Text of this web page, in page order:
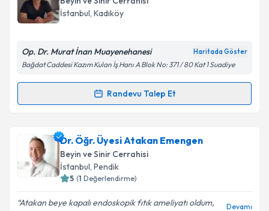
takvim hazırlandığında e-posta ile bilgilendireceğiz.
Kişisel verilerimin işlenmesine ilişkin
Metni'ni okudum ve kişisel verilerimin belirtilen
Takvim Talebini Gönder
İstanbul, Kadıköy
Op. Dr. Murat İnan Muayenehanesi Haritada Göster
Bağdat Caddesi Kazım Kulan İş Hanı A Blok No: 371 / 80 Kat 1 Suadiye
Randevu Talep Et
Randevu Takvimi Talebi
Op. Dr. Murat İnaniçin randevu takvimi talebi
oluşturun. Size bu uzmandan randevu almanız için bir
takvim hazırlandığında e-posta ile bilgilendireceğiz.
Dr. Öğr. Üyesi Atakan Emengen
Beyin ve Sinir Cerrahisi
İstanbul, Pendik
5 (1 Değerlendirme)
Atakan beye kapalı endoskopik fıtık ameliyatı oldum,
Devamı